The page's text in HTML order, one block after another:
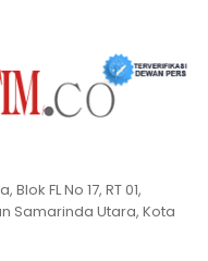
FL No 17, RT 01,
Samarinda Utara, Kota